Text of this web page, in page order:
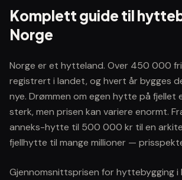
Komplett guide til
Norge
Norge er et hytteland. Over 450 000
registrert i landet, og hvert år bygges
nye. Drømmen om egen hytte på fjellet
sterk, men prisen kan variere enormt.
anneks-hytte til 500 000 kr til en
fjellhytte til mange millioner —
Gjennomsnittsprisen for hyttebygging i